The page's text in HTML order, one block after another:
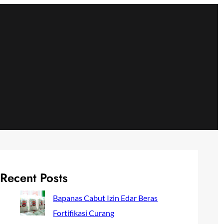
Recent Posts
Bapanas Cabut Izin Edar Beras
Fortifikasi Curang